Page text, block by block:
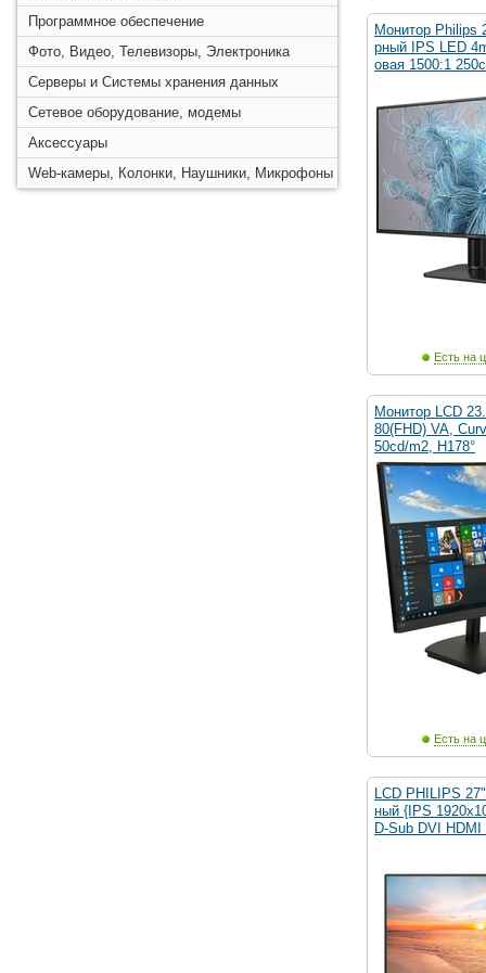
Программное обеспечение
Фото, Видео, Телевизоры, Электроника
Серверы и Системы хранения данных
Сетевое оборудование, модемы
Аксессуары
Web-камеры, Колонки, Наушники, Микрофоны
Монитор Philips
рный IPS LED
овая 1500:1 250c
Есть на
Монитор LCD
80(FHD) VA,
50cd/m2, H178°
Есть на
LCD PHILIPS
ный {IPS
D-Sub DVI HDMI